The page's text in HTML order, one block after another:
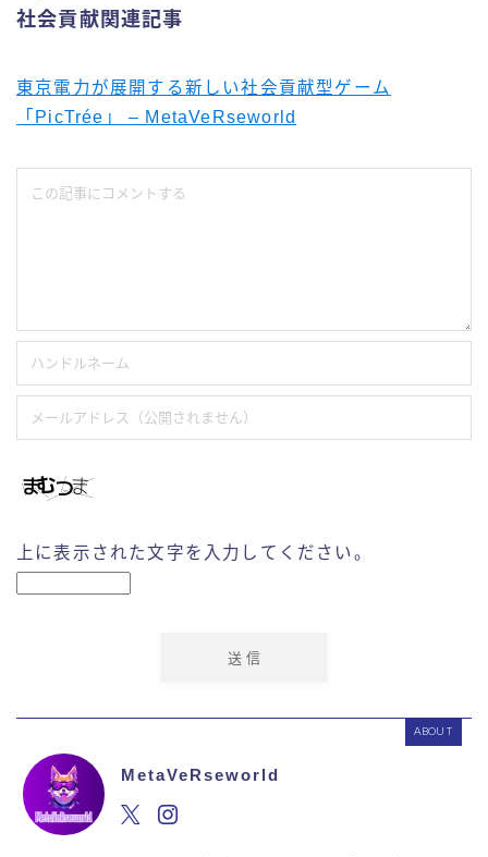
社会貢献関連記事
東京電力が展開する新しい社会貢献型ゲーム
「PicTrée」 – MetaVeRseworld
上に表示された文字を入力してください。
ABOUT
MetaVeRseworld